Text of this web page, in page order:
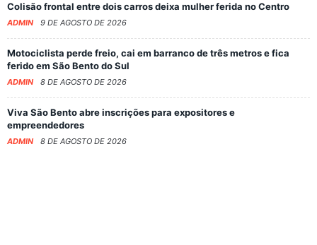
Colisão frontal entre dois carros deixa mulher ferida no Centro
ADMIN 9 DE AGOSTO DE 2026
Motociclista perde freio, cai em barranco de três metros e fica
ferido em São Bento do Sul
ADMIN 8 DE AGOSTO DE 2026
Viva São Bento abre inscrições para expositores e
empreendedores
ADMIN 8 DE AGOSTO DE 2026